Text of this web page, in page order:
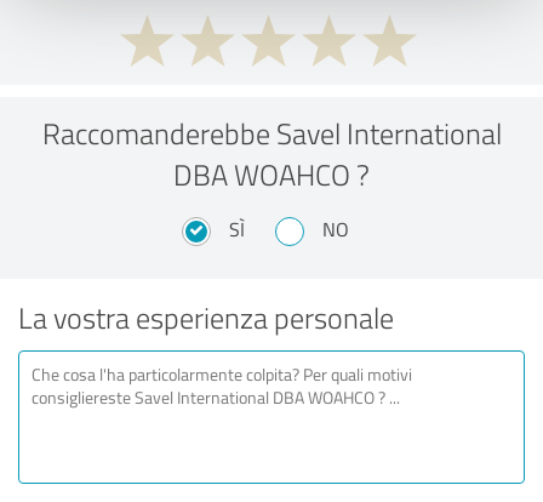
Raccomanderebbe Savel International
DBA WOAHCO ?
SÌ NO
La vostra esperienza personale